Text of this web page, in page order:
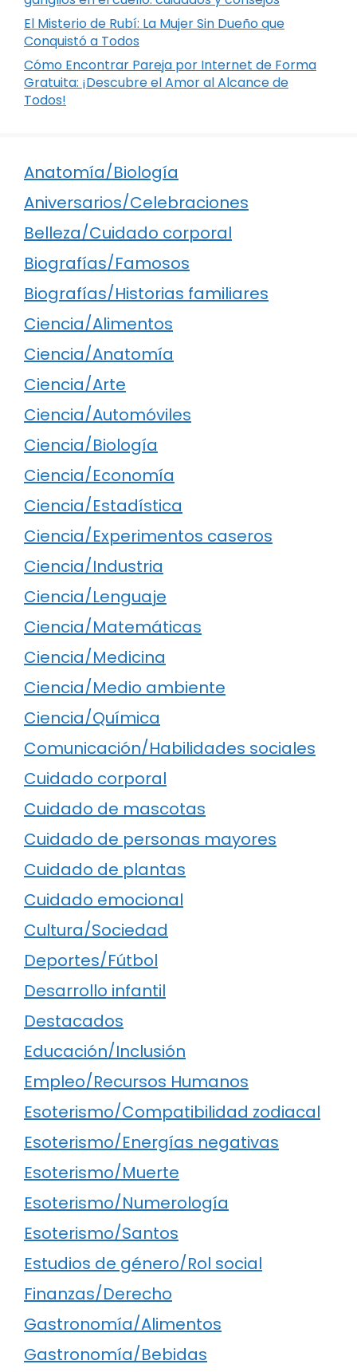
El Misterio de Rubí: La Mujer Sin Dueño que
Conquistó a Todos
Cómo Encontrar Pareja por Internet de Forma
Gratuita: ¡Descubre el Amor al Alcance de
Todos!
Anatomía/Biología
Aniversarios/Celebraciones
Belleza/Cuidado corporal
Biografías/Famosos
Biografías/Historias familiares
Ciencia/Alimentos
Ciencia/Anatomía
Ciencia/Arte
Ciencia/Automóviles
Ciencia/Biología
Ciencia/Economía
Ciencia/Estadística
Ciencia/Experimentos caseros
Ciencia/Industria
Ciencia/Lenguaje
Ciencia/Matemáticas
Ciencia/Medicina
Ciencia/Medio ambiente
Ciencia/Química
Comunicación/Habilidades sociales
Cuidado corporal
Cuidado de mascotas
Cuidado de personas mayores
Cuidado de plantas
Cuidado emocional
Cultura/Sociedad
Deportes/Fútbol
Desarrollo infantil
Destacados
Educación/Inclusión
Empleo/Recursos Humanos
Esoterismo/Compatibilidad zodiacal
Esoterismo/Energías negativas
Esoterismo/Muerte
Esoterismo/Numerología
Esoterismo/Santos
Estudios de género/Rol social
Finanzas/Derecho
Gastronomía/Alimentos
Gastronomía/Bebidas